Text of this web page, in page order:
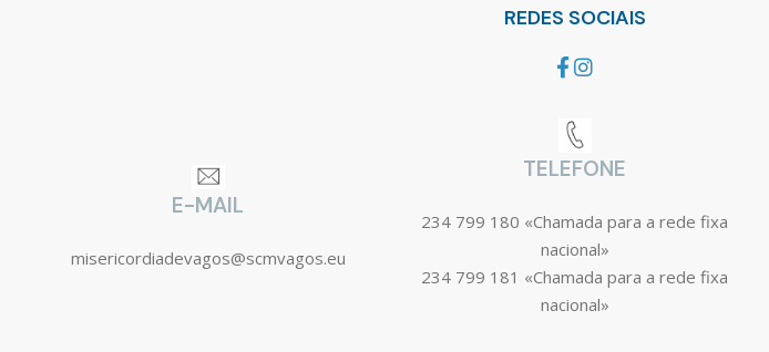
REDES SOCIAIS
E-MAIL
misericordiadevagos@scmvagos.eu
TELEFONE
234 799 180 «Chamada para a rede fixa
nacional»
234 799 181 «Chamada para a rede fixa
nacional»